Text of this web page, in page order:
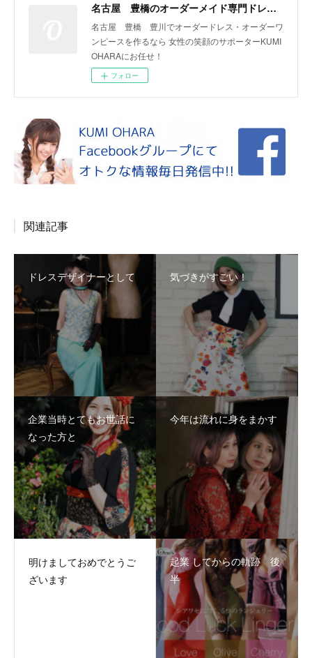
名古屋 豊橋のオーダーメイド専門ドレスデザイナー KUMI OHARA
名古屋 豊橋 豊川でオーダードレス・オーダーワ
ンピースを作るなら 女性の笑顔のサポーターKUMI
OHARAにお任せ！
フォロー
関連記事
ドレスデザイナーとして 気づきがすごい！
企業当時とてもお世話に
なった方と
今年は流れに身をまかす
明けましておめでとうご
ざいます
起業 してからの軌跡 後
半